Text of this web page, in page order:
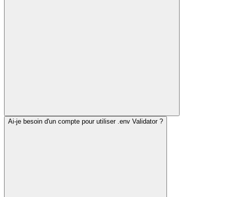
Ai-je besoin d'un compte pour utiliser .env Validator ?